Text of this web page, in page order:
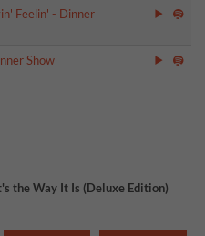
Feelin' - Dinner
Show
the Way It Is (Deluxe Edition)